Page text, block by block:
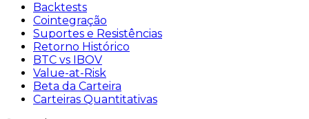
Backtests
Cointegração
Suportes e Resistências
Retorno Histórico
BTC vs IBOV
Value-at-Risk
Beta da Carteira
Carteiras Quantitativas